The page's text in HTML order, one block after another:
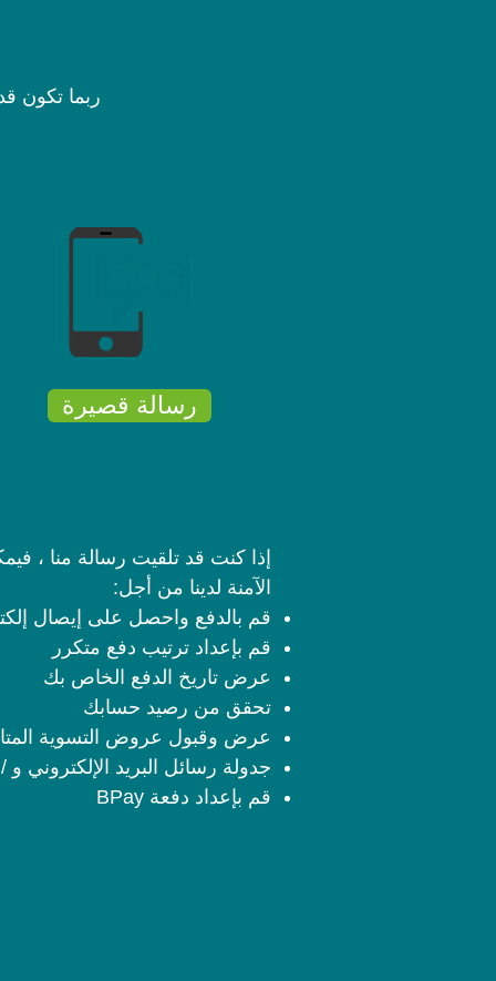
ربما تكون
رسالة قصيرة
إذا كنت قد تلقيت رسالة منا ،
الآمنة لدينا من أجل:
قم بالدفع واحصل على إيصال
قم بإعداد ترتيب دفع متكرر
عرض تاريخ الدفع الخاص بك
تحقق من رصيد حسابك
عرض وقبول عروض التسوية
جدولة رسائل البريد الإلكتروني و
قم بإعداد دفعة BPay